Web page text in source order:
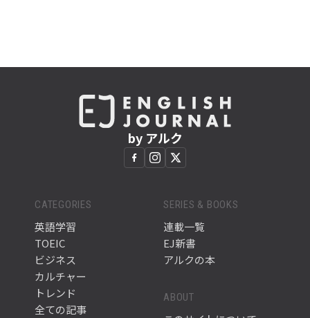
by アルク
CATEGORIES
英語学習
TOEIC
ビジネス
カルチャー
トレンド
全ての記事
SERIES & BOOKS
連載一覧
EJ新書
アルクの本
ABOUT